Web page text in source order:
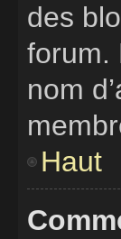
des
forum.
nom
Haut